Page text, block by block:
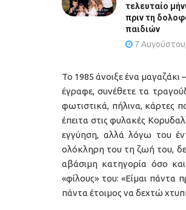
τελευταίο
πριν τη
παιδιών
7
Το 1985 άνοιξε ένα
έγραφε, συνέθετε τα
φωτιστικά, πήλινα, κάρτες
έπειτα στις φυλακές
εγγύηση, αλλά λόγω του
ολόκληρη του τη ζωή του,
αβάσιμη κατηγορία όσο
«φίλους» του: «Είμαι πάντα
πάντα έτοιμος να δεχτώ